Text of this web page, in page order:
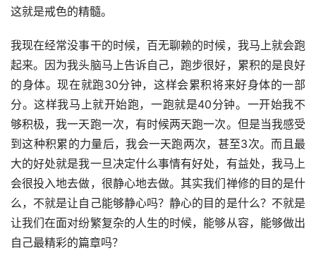
这就是戒色的精髓。
我现在经常没事干的时候，百无聊赖的时候，我马上就会跑
起来。因为我头脑马上告诉自己，跑步很好，累积的是良好
的身体。现在就跑30分钟，这样会累积将来好身体的一部
分。这样我马上就开始跑，一跑就是40分钟。一开始我不
够积极，我一天跑一次，有时候两天跑一次。但是当我感受
到这种积累的力量后，我会一天跑两次，甚至3次。而且最
大的好处就是我一旦决定什么事情有好处，有益处，我马上
会很投入地去做，很静心地去做。其实我们禅修的目的是什
么，不就是让自己能够静心吗？静心的目的是什么？不就是
让我们在面对纷繁复杂的人生的时候，能够从容，能够做出
自己最精彩的篇章吗？